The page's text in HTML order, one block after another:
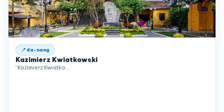
📍 da-nang
Kazimierz Kwiatkowski
“Kazimierz Kwiatko…